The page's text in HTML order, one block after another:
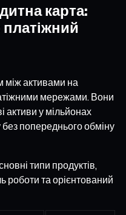
карта:
між активами на
мережами. Вони
активи у мільйонах
без попереднього обміну
типи продуктів,
роботи та орієнтований